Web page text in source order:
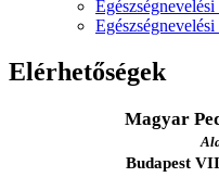
Elérhetőségek
Magyar
Budapest